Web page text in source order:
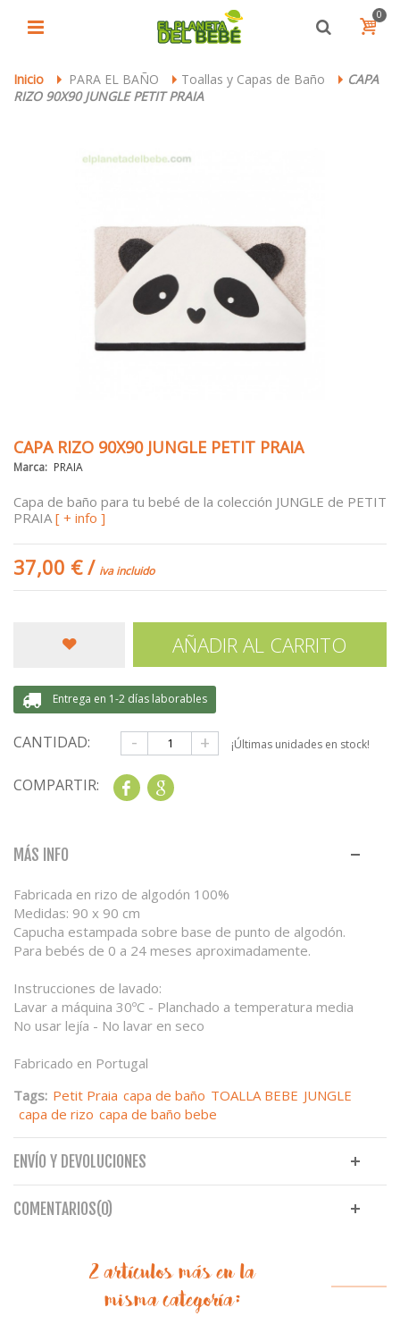
0
Inicio > PARA EL BAÑO > Toallas y Capas de Baño > CAPA
RIZO 90X90 JUNGLE PETIT PRAIA
CAPA RIZO 90X90 JUNGLE PETIT PRAIA
Marca: PRAIA
Capa de baño para tu bebé de la colección JUNGLE de PETIT
PRAIA [ + info ]
37,00 €/ iva incluido
AÑADIR AL CARRITO
Entrega en 1-2 días laborables
CANTIDAD: - + ¡Últimas unidades en stock!
COMPARTIR: Share
MÁS INFO
Fabricada en rizo de algodón 100%
Medidas: 90 x 90 cm
Capucha estampada sobre base de punto de algodón.
Para bebés de 0 a 24 meses aproximadamente.
Instrucciones de lavado:
Lavar a máquina 30ºC - Planchado a temperatura media
No usar lejía - No lavar en seco
Fabricado en Portugal
Tags: Petit Praia capa de baño TOALLA BEBE JUNGLE
capa de rizo capa de baño bebe
ENVÍO Y DEVOLUCIONES
COMENTARIOS(0)
2 artículos más en la
misma categoría: